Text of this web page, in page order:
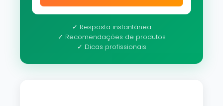
✓ Resposta instantânea
✓ Recomendações de produtos
✓ Dicas profissionais